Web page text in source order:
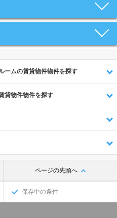
ームの賃貸物件物件を探す
貸物件物件を探す
ページの先頭へ
保存中の条件